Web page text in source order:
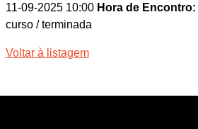
11-09-2025 10:00 Hora de Encontro:
curso / terminada
Voltar à listagem